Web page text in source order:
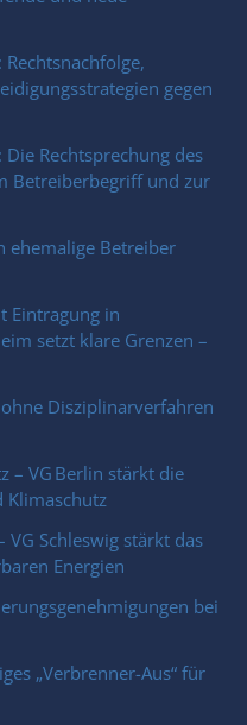
gegen
Rechtsprechung des
Betreiberbegriff und zur
ehemalige Betreiber
Eintragung in
setzt klare Grenzen –
Disziplinarverfahren
– VG Berlin stärkt die
Klimaschutz
VG Schleswig stärkt das
Energien
bei
„Verbrenner-Aus“ für